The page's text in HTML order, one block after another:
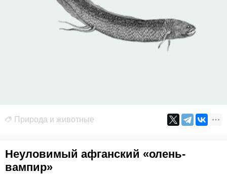
Природа и животные
Неуловимый афганский «олень-
вампир»